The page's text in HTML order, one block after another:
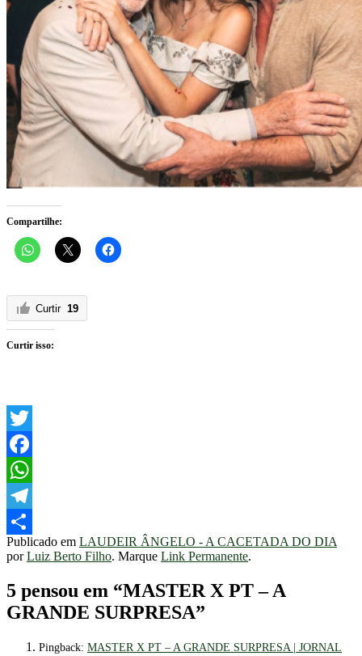
Compartilhe:
Curtir 19
Curtir isso:
Twitter
Facebook
WhatsApp
Telegram
Share
Publicado em LAUDEIR ÂNGELO - A CACETADA DO DIA
porLuiz Berto Filho. Marque Link Permanente.
5 pensou em “MASTER X PT – A
GRANDE SURPRESA”
Pingback: MASTER X PT – A GRANDE SURPRESA | JORNAL